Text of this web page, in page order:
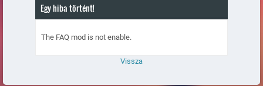
Egy hiba történt!
The FAQ mod is not enable.
Vissza